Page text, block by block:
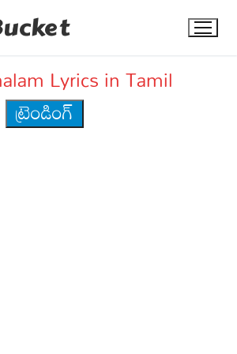
Lyrics in Tamil
ట్రెండింగ్